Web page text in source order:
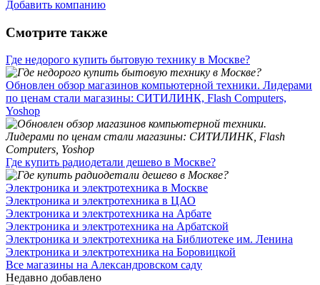
Добавить компанию
Смотрите также
Где недорого купить бытовую технику в Москве?
Обновлен обзор магазинов компьютерной техники. Лидерами
по ценам стали магазины: СИТИЛИНК, Flash Computers,
Yoshop
Где купить радиодетали дешево в Москве?
Электроника и электротехника в Москве
Электроника и электротехника в ЦАО
Электроника и электротехника на Арбате
Электроника и электротехника на Арбатской
Электроника и электротехника на Библиотеке им. Ленина
Электроника и электротехника на Боровицкой
Все магазины на Александровском саду
Недавно добавлено